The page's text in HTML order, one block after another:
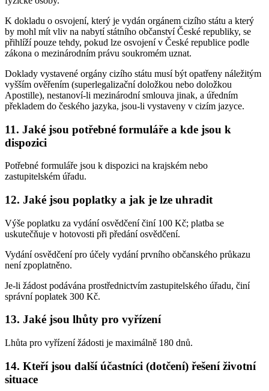
K dokladu o osvojení, který je vydán orgánem cizího státu a který
by mohl mít vliv na nabytí státního občanství České republiky, se
přihlíží pouze tehdy, pokud lze osvojení v České republice podle
zákona o mezinárodním právu soukromém uznat.
Doklady vystavené orgány cizího státu musí být opatřeny náležitým
vyšším ověřením (superlegalizační doložkou nebo doložkou
Apostille), nestanoví-li mezinárodní smlouva jinak, a úředním
překladem do českého jazyka, jsou-li vystaveny v cizím jazyce.
11. Jaké jsou potřebné formuláře a kde jsou k
dispozici
Potřebné formuláře jsou k dispozici na krajském nebo
zastupitelském úřadu.
12. Jaké jsou poplatky a jak je lze uhradit
Výše poplatku za vydání osvědčení činí 100 Kč; platba se
uskutečňuje v hotovosti při předání osvědčení.
Vydání osvědčení pro účely vydání prvního občanského průkazu
není zpoplatněno.
Je-li žádost podávána prostřednictvím zastupitelského úřadu, činí
správní poplatek 300 Kč.
13. Jaké jsou lhůty pro vyřízení
Lhůta pro vyřízení žádosti je maximálně 180 dnů.
14. Kteří jsou další účastníci (dotčení) řešení životní
situace